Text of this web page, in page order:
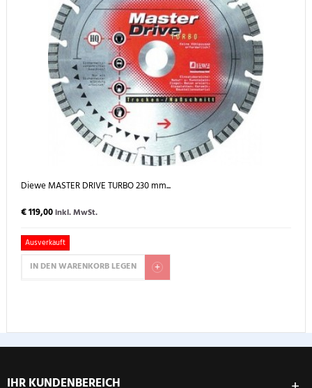
Diewe MASTER DRIVE TURBO 230 mm...
€ 119,00inkl. MwSt.
Ausverkauft
IN DEN WARENKORB LEGEN
IHR KUNDENBEREICH